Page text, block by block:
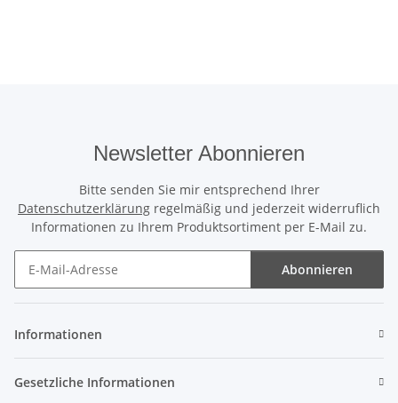
Newsletter Abonnieren
Bitte senden Sie mir entsprechend Ihrer
Datenschutzerklärung regelmäßig und jederzeit widerruflich
Informationen zu Ihrem Produktsortiment per E-Mail zu.
Abonnieren
Informationen
Gesetzliche Informationen